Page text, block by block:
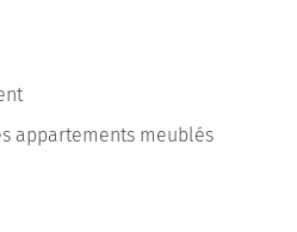
appartements meublés